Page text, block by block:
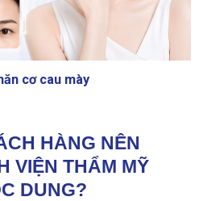
cơ cau mày
HÀNG NÊN
VIỆN THẨM MỸ
DUNG?